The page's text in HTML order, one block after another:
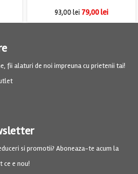
93,00lei 79,00lei
fii alaturi de noi impreuna cu prietenii tai!
si promotii? Aboneaza-te acum la
ce e nou!